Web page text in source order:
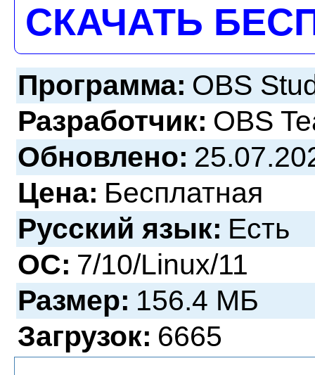
СКАЧАТЬ
Программа: OBS
Разработчик: OBS
Обновлено:
Цена: Бесплатная
Русский язык: Есть
ОС: 7/10/Linux/11
Размер: 156.4 МБ
Загрузок: 6665